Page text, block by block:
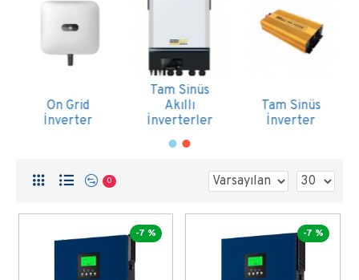
Hibrit
İnverterler
Modifiye
Sinüs
İnverter
On Grid
İnverter
0
-7 % -7 %